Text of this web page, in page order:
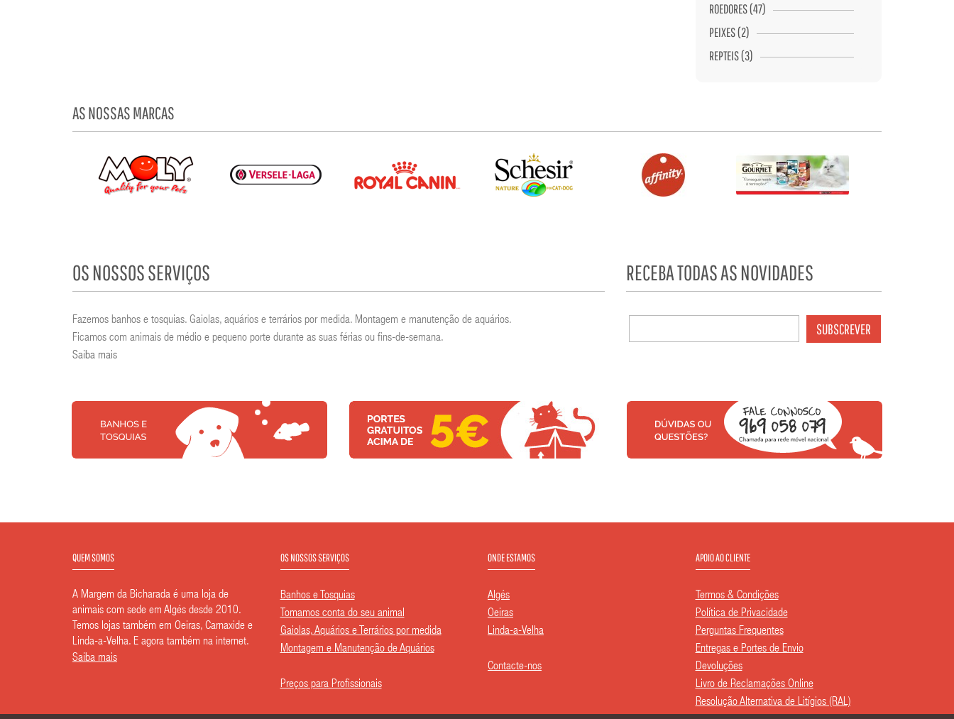
ROEDORES (47)
PEIXES (2)
REPTEIS (3)
AS NOSSAS MARCAS
OS NOSSOS SERVIÇOS
Fazemos banhos e tosquias. Gaiolas, aquários e terrários por medida. Montagem e manutenção de aquários.
Ficamos com animais de médio e pequeno porte durante as suas férias ou fins-de-semana.
Saiba mais
RECEBA TODAS AS NOVIDADES
SUBSCREVER
QUEM SOMOS
A Margem da Bicharada é uma loja de
animais com sede em Algés desde 2010.
Temos lojas também em Oeiras, Carnaxide e
Linda-a-Velha. E agora também na internet.
Saiba mais
OS NOSSOS SERVIÇOS
Banhos e Tosquias
Tomamos conta do seu animal
Gaiolas, Aquários e Terrários por medida
Montagem e Manutenção de Aquários
Preços para Profissionais
ONDE ESTAMOS
Algés
Oeiras
Linda-a-Velha
Contacte-nos
APOIO AO CLIENTE
Termos & Condições
Política de Privacidade
Perguntas Frequentes
Entregas e Portes de Envio
Devoluções
Livro de Reclamações Online
Resolução Alternativa de Litígios (RAL)